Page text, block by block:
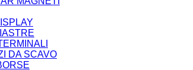
DA SCAVO